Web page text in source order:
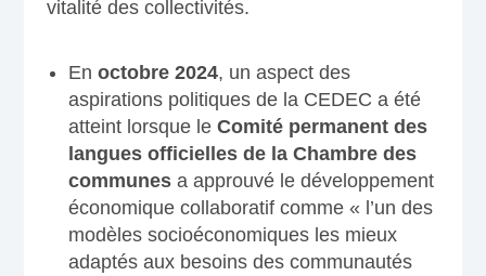
vitalité des collectivités.
En octobre 2024, un aspect des
aspirations politiques de la CEDEC a été
atteint lorsque le Comité permanent des
langues officielles de la Chambre des
communesa approuvé le développement
économique collaboratif comme « l’un des
modèles socioéconomiques les mieux
adaptés aux besoins des communautés